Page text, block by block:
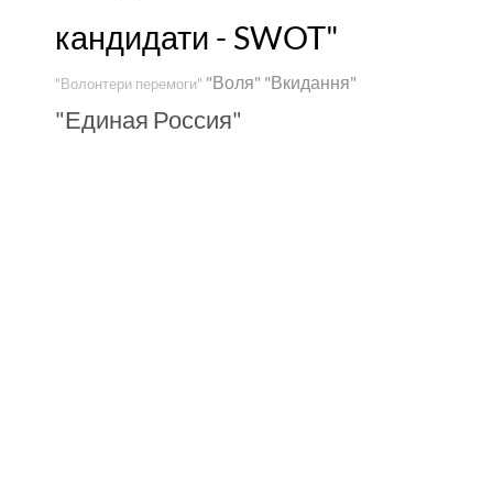
кандидати - SWOT"
"Волонтери перемоги" "Воля" "Вкидання"
"Единая Россия"